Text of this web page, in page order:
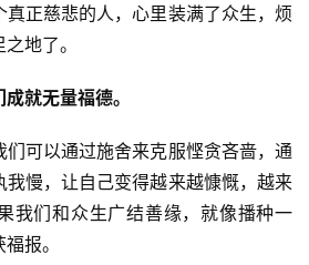
正慈悲的人，心里装满了众生，烦
地了。
就无量福德。
可以通过施舍来克服悭贪吝啬，通
慢，让自己变得越来越慷慨，越来
我们和众生广结善缘，就像播种一
报。